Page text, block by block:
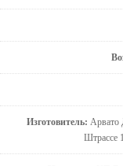
Изготовитель: Арвато
Штрассе